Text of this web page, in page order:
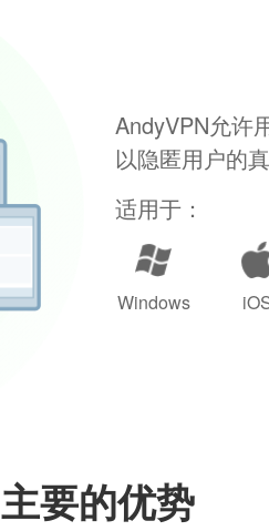
AndyVPN允许
以隐匿用户的
适用于：
Windows
主要的优势